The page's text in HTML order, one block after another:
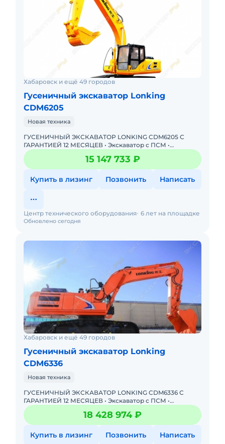
Хабаровск и ещё 49 городов
Гусеничный экскаватор Lonking
CDM6205
Новая техника
ГУСЕНИЧНЫЙ ЭКСКАВАТОР LONKING CDM6205 С
ГАРАНТИЕЙ 12 МЕСЯЦЕВ • Экскаватор с ПСМ •
Доступна покупка в лизинг! Одобрение онлайн за 15
минут. Полная предп15 147 733 ₽
Купить в лизинг Позвонить Написать
Обновлено сегодня
Центр технического оборудования 6 лет на площадке
Хабаровск и ещё 49 городов
Гусеничный экскаватор Lonking
CDM6336
Новая техника
ГУСЕНИЧНЫЙ ЭКСКАВАТОР LONKING CDM6336 С
ГАРАНТИЕЙ 12 МЕСЯЦЕВ • Экскаватор с ПСМ •
Доступна покупка в лизинг! Одобрение онлайн за 15
минут Полная предпр18 428 974 ₽
Купить в лизинг Позвонить Написать